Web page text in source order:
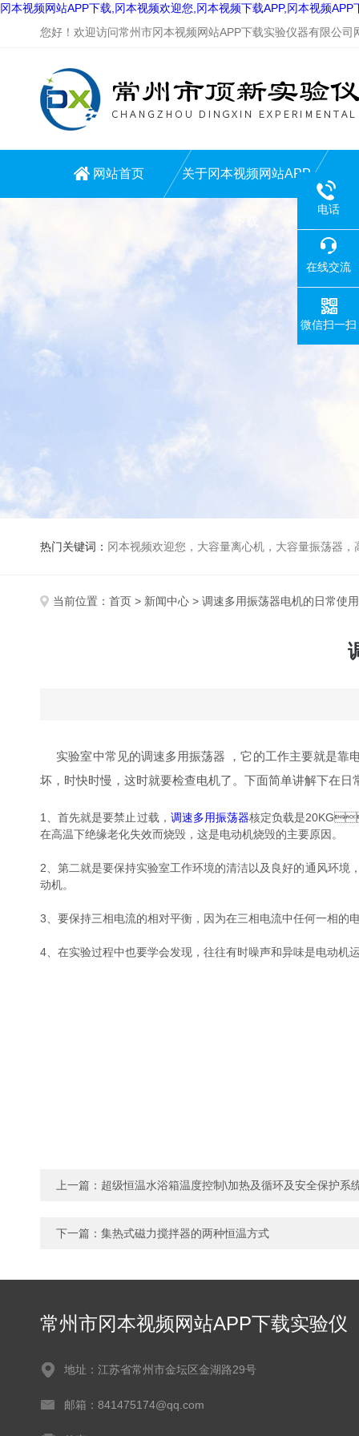
冈本视频网站APP下载,冈本视频欢迎您,冈本视频下载APP,冈本视频APP
您好！欢迎访问常州市冈本视频网站APP下载实验仪器有限公司网站
网站首页 关于冈本视频网站APP
热门关键词： 冈本视频欢迎您，大容量离心机，大容量振荡器，高速冷冻离心机，生化、光照、振荡培养箱，磁力搅拌器
当前位置： 首页 > 新闻中心 > 调速多用振荡器电机的日常使
实验室中常见的调速多用振荡器 ，它的工作主要就是靠电机
坏，时快时慢，这时就要检查电机了。下面简单讲解下
1、首先就是要禁止过载， 调速多用振荡器核定负载是20KG，
在高温下绝缘老化失效而烧毁，这是电动机烧毁的主要原因。
2、第二就是要保持实验室工作环境的清洁以及良好的通风环境，
动机。
3、要保持三相电流的相对平衡，因为在三相电流中任何一相
4、在实验过程中也要学会发现，往往有时噪声和异味是电动
上一篇： 超级恒温水浴箱温度控制\加热及循环及安全保护系
下一篇： 集热式磁力搅拌器的两种恒温方式
常州市冈本视频网站APP下载实验仪
地址：江苏省常州市金坛区金湖路29号
邮箱：841475174@qq.com
电话
在线交流
微信扫一扫